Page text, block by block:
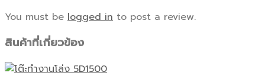
You must be logged in to post a review.
สินค้าที่เกี่ยวข้อง